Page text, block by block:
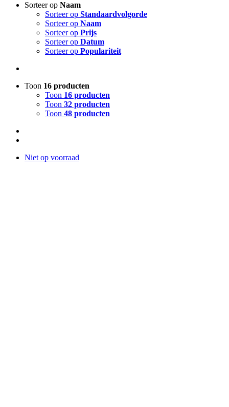
Sorteer op Naam
Sorteer op Standaardvolgorde
Sorteer op Naam
Sorteer op Prijs
Sorteer op Datum
Sorteer op Populariteit
Toon 16 producten
Toon 16 producten
Toon 32 producten
Toon 48 producten
Niet op voorraad